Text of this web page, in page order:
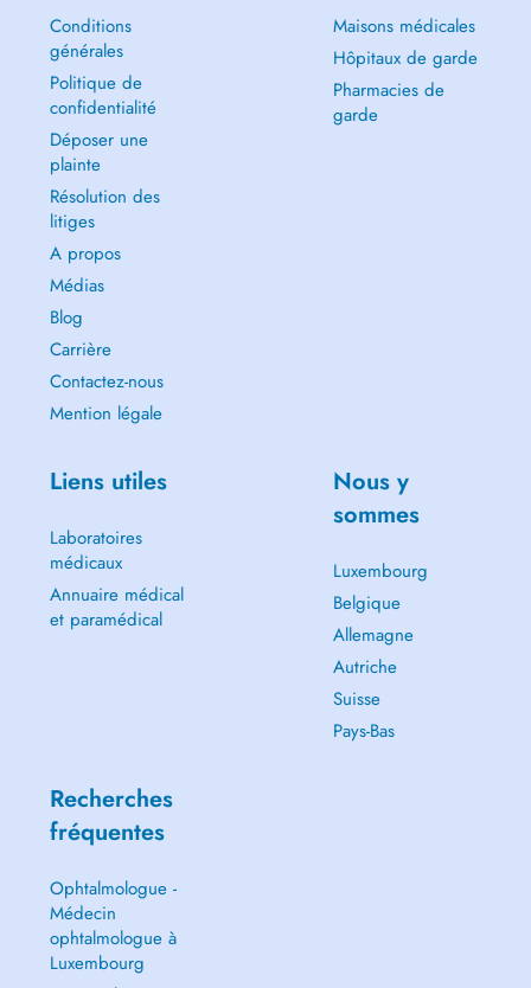
Conditions
générales
Politique de
confidentialité
Déposer une
plainte
Résolution des
litiges
A propos
Médias
Blog
Carrière
Contactez-nous
Mention légale
Maisons médicales
Hôpitaux de garde
Pharmacies de
garde
Liens utiles
Laboratoires
médicaux
Annuaire médical
et paramédical
Nous y
sommes
Luxembourg
Belgique
Allemagne
Autriche
Suisse
Pays-Bas
Recherches
fréquentes
Ophtalmologue -
Médecin
ophtalmologue à
Luxembourg